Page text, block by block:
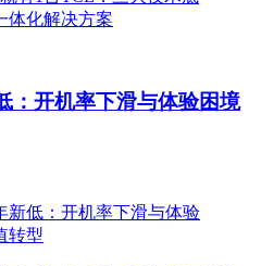
：开机率下滑与体验困境